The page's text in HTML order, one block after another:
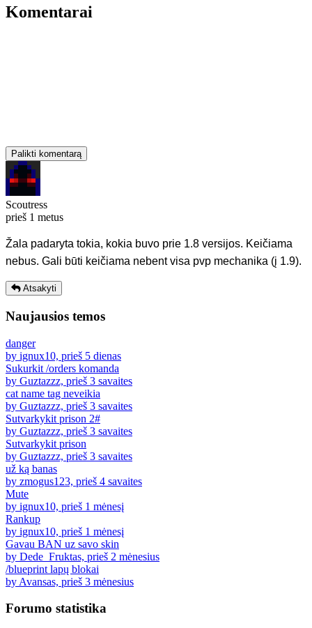
Komentarai
Palikti komentarą
Scoutress
prieš 1 metus
Žala padaryta tokia, kokia buvo prie 1.8 versijos. Keičiama
nebus. Gali būti keičiama nebent visa pvp mechanika (į 1.9).
Atsakyti
Naujausios temos
danger
by ignux10, prieš 5 dienas
Sukurkit /orders komanda
by Guztazzz, prieš 3 savaites
cat name tag neveikia
by Guztazzz, prieš 3 savaites
Sutvarkykit prison 2#
by Guztazzz, prieš 3 savaites
Sutvarkykit prison
by Guztazzz, prieš 3 savaites
už ką banas
by zmogus123, prieš 4 savaites
Mute
by ignux10, prieš 1 mėnesį
Rankup
by ignux10, prieš 1 mėnesį
Gavau BAN uz savo skin
by Dede_Fruktas, prieš 2 mėnesius
/blueprint lapų blokai
by Avansas, prieš 3 mėnesius
Forumo statistika